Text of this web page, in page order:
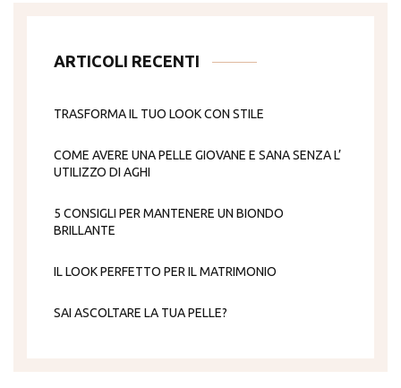
ARTICOLI RECENTI
TRASFORMA IL TUO LOOK CON STILE
COME AVERE UNA PELLE GIOVANE E SANA SENZA L’
UTILIZZO DI AGHI
5 CONSIGLI PER MANTENERE UN BIONDO
BRILLANTE
IL LOOK PERFETTO PER IL MATRIMONIO
SAI ASCOLTARE LA TUA PELLE?